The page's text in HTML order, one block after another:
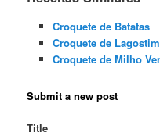
Croquete de Batatas
Croquete de Lagostim
Croquete de Milho
Submit a new post
Title